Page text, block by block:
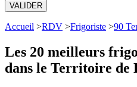
VALIDER
Accueil >RDV >Frigoriste >90
Les 20 meilleurs
dans le Territoire de